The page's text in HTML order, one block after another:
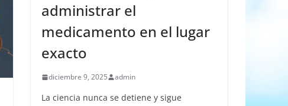
administrar el
medicamento en el lugar
exacto
diciembre 9, 2025 admin
La ciencia nunca se detiene y sigue